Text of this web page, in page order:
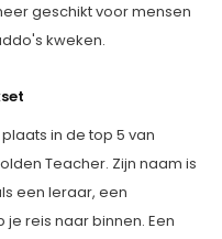
geschikt voor mensen
kweken.
in de top 5 van
Teacher. Zijn naam is
een leraar, een
reis naar binnen. Een